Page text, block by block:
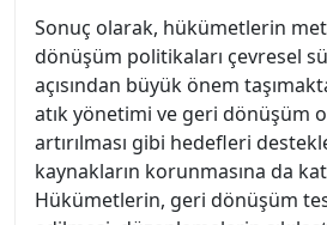
Sonuç olarak, hükümetlerin
dönüşüm politikaları çevresel
açısından büyük önem
atık yönetimi ve geri dönüşüm
artırılması gibi hedefleri
kaynakların korunmasına da
Hükümetlerin, geri dönüşüm